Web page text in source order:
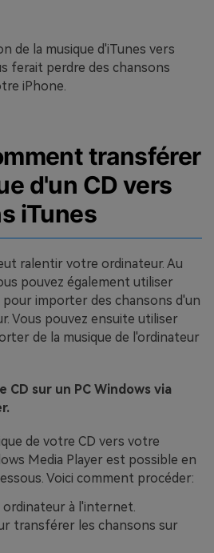
de la musique d'iTunes vers
ferait perdre des chansons
iPhone.
transférer
d'un CD vers
iTunes
ralentir votre ordinateur. Au
pouvez également utiliser
pour importer des chansons d'un
Vous pouvez ensuite utiliser
de la musique de l'ordinateur
CD sur un PC Windows via
de votre CD vers votre
Media Player est possible en
Voici comment procéder:
à l'internet.
transférer les chansons sur